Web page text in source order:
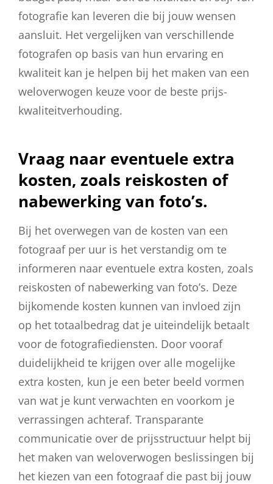
fotografie kan leveren die bij jouw wensen
aansluit. Het vergelijken van verschillende
fotografen op basis van hun ervaring en
kwaliteit kan je helpen bij het maken van een
weloverwogen keuze voor de beste prijs-
kwaliteitverhouding.
Vraag naar eventuele extra
kosten, zoals reiskosten of
nabewerking van foto’s.
Bij het overwegen van de kosten van een
fotograaf per uur is het verstandig om te
informeren naar eventuele extra kosten, zoals
reiskosten of nabewerking van foto’s. Deze
bijkomende kosten kunnen van invloed zijn
op het totaalbedrag dat je uiteindelijk betaalt
voor de fotografiediensten. Door vooraf
duidelijkheid te krijgen over alle mogelijke
extra kosten, kun je een beter beeld vormen
van wat je kunt verwachten en voorkom je
verrassingen achteraf. Transparante
communicatie over de prijsstructuur helpt bij
het maken van weloverwogen beslissingen bij
het kiezen van een fotograaf die past bij jouw